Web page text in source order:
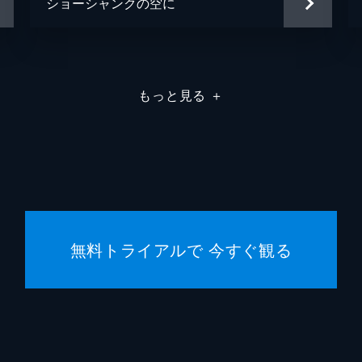
もっと見る ＋
無料トライアルで 今すぐ観る